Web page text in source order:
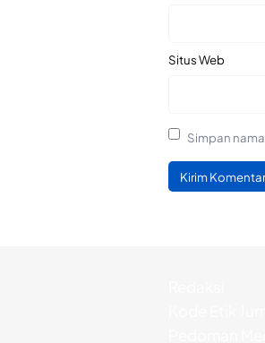
Situs Web
Simpan